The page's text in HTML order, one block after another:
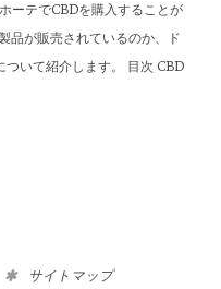
ーテでCBDを購入することが
品が販売されているのか、ド
いて紹介します。 目次 CBD
サイトマップ